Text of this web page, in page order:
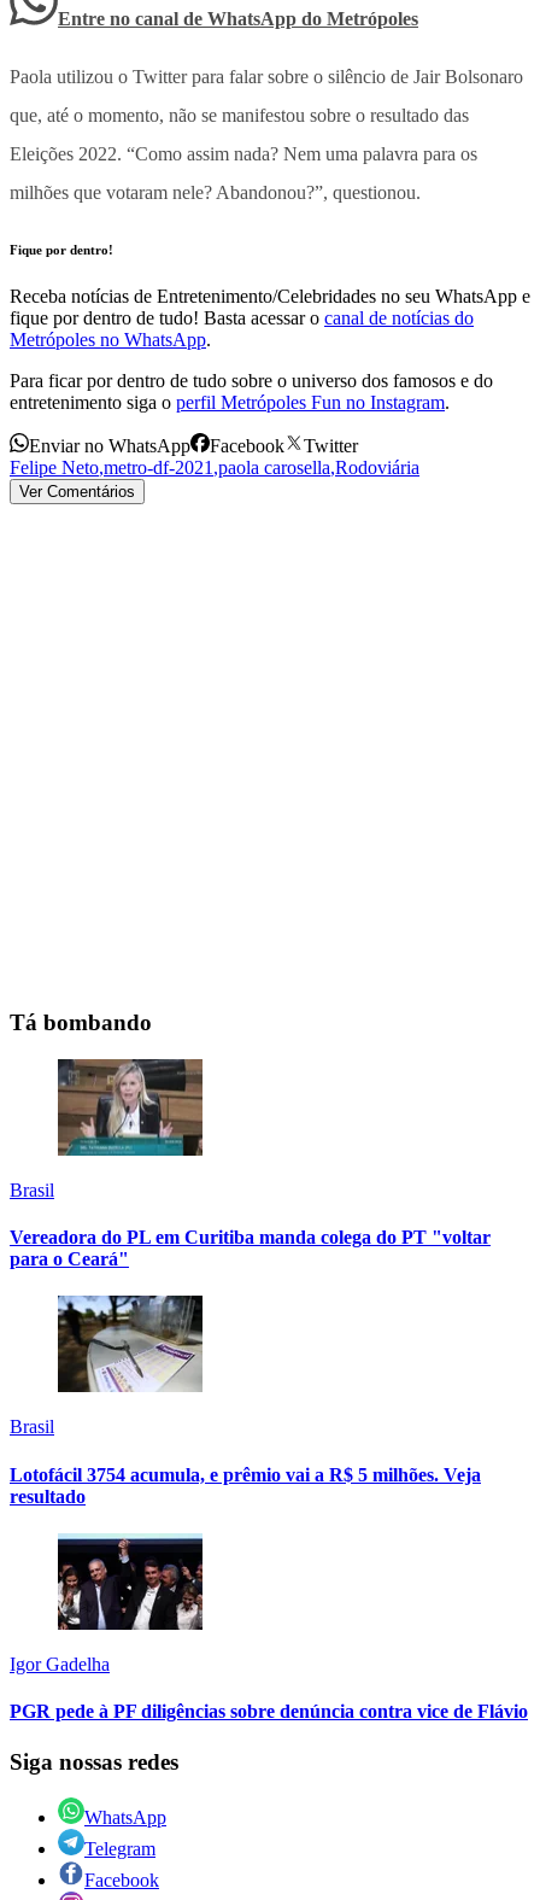
Entre no canal de WhatsApp do Metrópoles
Paola utilizou o Twitter para falar sobre o silêncio de Jair Bolsonaro
que, até o momento, não se manifestou sobre o resultado das
Eleições 2022. “Como assim nada? Nem uma palavra para os
milhões que votaram nele? Abandonou?”, questionou.
Fique por dentro!
Receba notícias de Entretenimento/Celebridades no seu WhatsApp e
fique por dentro de tudo! Basta acessar o canal de notícias do
Metrópoles no WhatsApp.
Para ficar por dentro de tudo sobre o universo dos famosos e do
entretenimento siga o perfil Metrópoles Fun no Instagram.
Enviar no WhatsApp Facebook
Twitter
Felipe Neto,metro-df-2021,paola carosella,Rodoviária
Ver Comentários
Tá bombando
Brasil
Vereadora do PL em Curitiba manda colega do PT "voltar
para o Ceará"
Brasil
Lotofácil 3754 acumula, e prêmio vai a R$ 5 milhões. Veja
resultado
Igor Gadelha
PGR pede à PF diligências sobre denúncia contra vice de Flávio
Siga nossas redes
WhatsApp
Telegram
Facebook